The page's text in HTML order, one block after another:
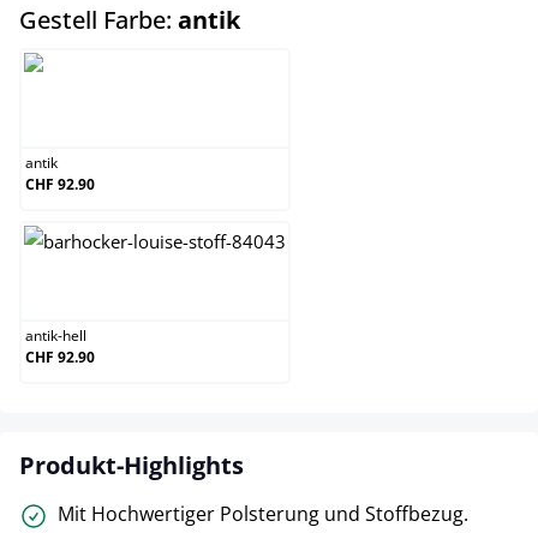
Gestell Farbe: antikauswählen
antik
CHF 92.90
antik-hell
CHF 92.90
Produkt-Highlights
Mit Hochwertiger Polsterung und Stoffbezug.